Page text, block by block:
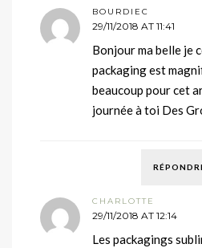
BOURDIEC
29/11/2018 AT 11:41
Bonjour ma belle je
packaging est
beaucoup pour cet
journée à toi Des
CHARLOTTE
29/11/2018 AT 12:14
Les packagings